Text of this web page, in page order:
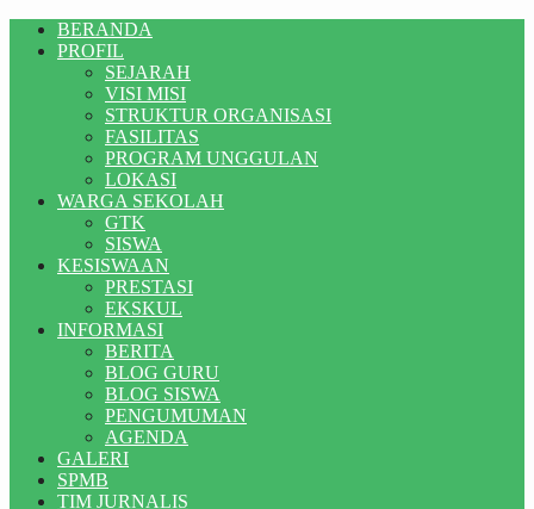
BERANDA
PROFIL
SEJARAH
VISI MISI
STRUKTUR ORGANISASI
FASILITAS
PROGRAM UNGGULAN
LOKASI
WARGA SEKOLAH
GTK
SISWA
KESISWAAN
PRESTASI
EKSKUL
INFORMASI
BERITA
BLOG GURU
BLOG SISWA
PENGUMUMAN
AGENDA
GALERI
SPMB
TIM JURNALIS